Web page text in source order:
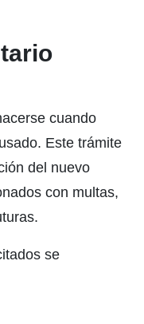
cuando
Este trámite
del nuevo
con multas,
se